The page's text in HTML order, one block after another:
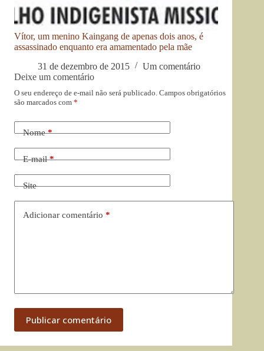
Vítor, um menino Kaingang de apenas dois anos, é
assassinado enquanto era amamentado pela mãe
31 de dezembro de 2015
Um comentário
Deixe um comentário
O seu endereço de e-mail não será publicado. Campos obrigatórios
são marcados com *
Nome*
E-mail*
Site
Adicionar comentário *
Publicar comentário